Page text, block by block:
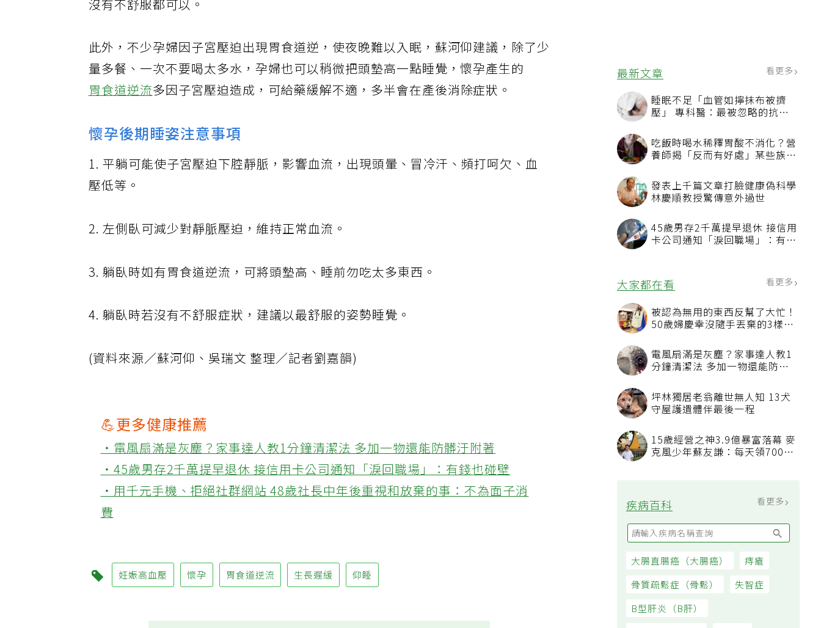
最新文章 看更多
睡眠不足「血管如擰抹布被擠
壓」 專科醫：最被忽略的抗老
吃飯時喝水稀釋胃酸不消化？營
養師揭「反而有好處」某些族群
發表上千篇文章打臉健康偽科學
林慶順教授驚傳意外過世
45歲男存2千萬提早退休 接信用
卡公司通知「淚回職場」：有錢
大家都在看
被認為無用的東西反幫了大忙！
50歲婦慶幸沒隨手丟棄的3樣物
電風扇滿是灰塵？家事達人教1
坪林獨居老翁離世無人知 13犬
守屋護遺體伴最後一程
15歲經營之神3.9億暴富落幕 麥
克風少年蘇友謙：每天領700元
疾病百科
沒有不舒服都可以。
此外，不少孕婦因子宮壓迫出現胃食道逆，使夜晚難以入眠，蘇河仰建議，除了少
量多餐、一次不要喝太多水，孕婦也可以稍微把頭墊高一點睡覺，懷孕產生的
胃食道逆流多因子宮壓迫造成，可給藥緩解不適，多半會在產後消除症狀。
懷孕後期睡姿注意事項
1. 平躺可能使子宮壓迫下腔靜脈，影響血流，出現頭暈、冒冷汗、頻打呵欠、血
壓低等。
2. 左側臥可減少對靜脈壓迫，維持正常血流。
3. 躺臥時如有胃食道逆流，可將頭墊高、睡前勿吃太多東西。
4. 躺臥時若沒有不舒服症狀，建議以最舒服的姿勢睡覺。
(資料來源／蘇河仰、吳瑞文 整理／記者劉嘉韻)
💪更多健康推薦
‧電風扇滿是灰塵？家事達人教1分鐘清潔法 多加一物還能防髒汙附著
‧45歲男存2千萬提早退休 接信用卡公司通知「淚回職場」：有錢也碰壁
‧用千元手機、拒絕社群網站 48歲社長中年後重視和放棄的事：不為面子消
費
妊娠高血壓 懷孕 胃食道逆流 生長遲緩 仰睡